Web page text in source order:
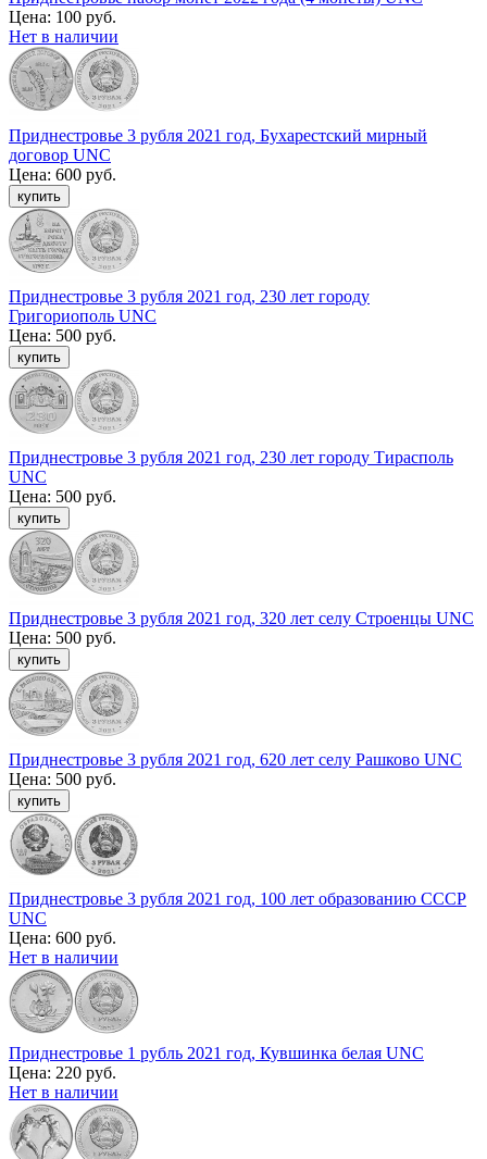
Цена: 100 руб.
Нет в наличии
Приднестровье 3 рубля 2021 год, Бухарестский мирный
договор UNC
Цена: 600 руб.
Приднестровье 3 рубля 2021 год, 230 лет городу
Григориополь UNC
Цена: 500 руб.
Приднестровье 3 рубля 2021 год, 230 лет городу Тирасполь
UNC
Цена: 500 руб.
Приднестровье 3 рубля 2021 год, 320 лет селу Строенцы UNC
Цена: 500 руб.
Приднестровье 3 рубля 2021 год, 620 лет селу Рашково UNC
Цена: 500 руб.
Приднестровье 3 рубля 2021 год, 100 лет образованию СССР
UNC
Цена: 600 руб.
Нет в наличии
Приднестровье 1 рубль 2021 год, Кувшинка белая UNC
Цена: 220 руб.
Нет в наличии